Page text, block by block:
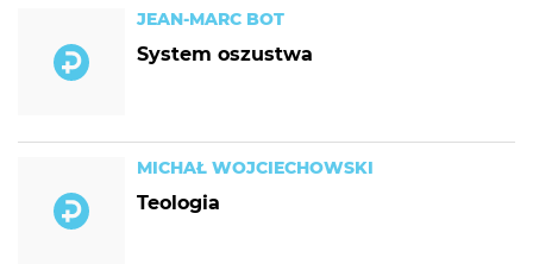
JEAN-MARC BOT
System oszustwa
MICHAŁ WOJCIECHOWSKI
Teologia